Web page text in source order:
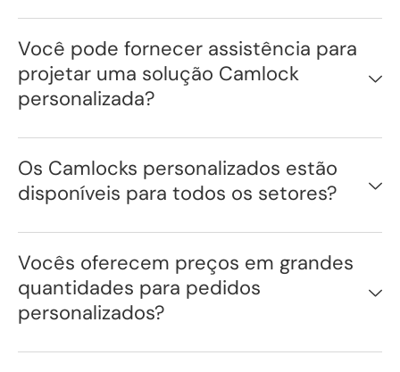
Você pode fornecer assistência para
projetar uma solução Camlock
personalizada?
Os Camlocks personalizados estão
disponíveis para todos os setores?
Vocês oferecem preços em grandes
quantidades para pedidos
personalizados?